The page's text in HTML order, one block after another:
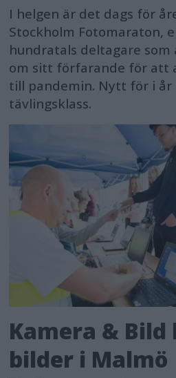
I helgen är det dags för
Stockholm Fotomaraton,
hundratals deltagare
om sitt förfarande för att
till pandemin. Nytt för i år
tävlingsklass.
Kamera & Bild
bilder i Malmö